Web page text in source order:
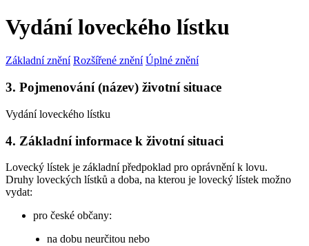
Vydání loveckého lístku
Základní znění Rozšířené znění Úplné znění
3. Pojmenování (název) životní situace
Vydání loveckého lístku
4. Základní informace k životní situaci
Lovecký lístek je základní předpoklad pro oprávnění k lovu.
Druhy loveckých lístků a doba, na kterou je lovecký lístek možno
vydat:
pro české občany:
na dobu neurčitou nebo